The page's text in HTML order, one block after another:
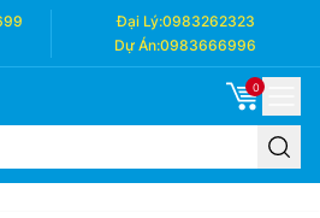
Đại Lý:0983262323
Dự Án:0983666996
0